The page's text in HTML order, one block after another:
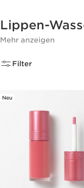
Lippen-
Mehr anzeigen
Filter
Neu